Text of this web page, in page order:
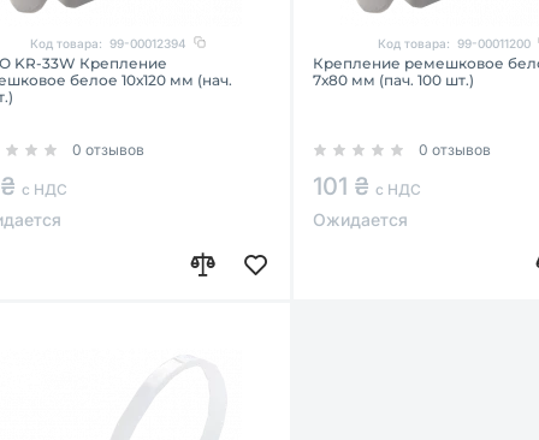
Код товара: 99-00012394
KR-33W Крепление
белое 10х120 мм (нач.
0 отзывов
с НДС
Код товара: 99-00011200
Крепление ремешковое
7х80 мм (пач. 100 шт.)
0 отзывов
101 ₴ с НДС
Ожидается